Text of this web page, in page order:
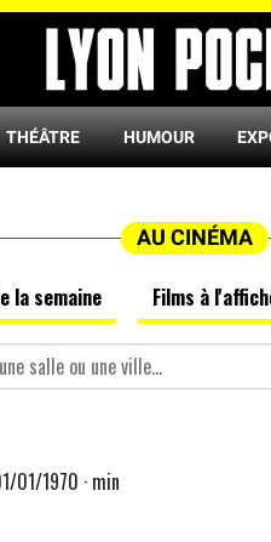
THÉÂTRE HUMOUR
AU CINÉMA
la semaine Films à
01/1970 · min